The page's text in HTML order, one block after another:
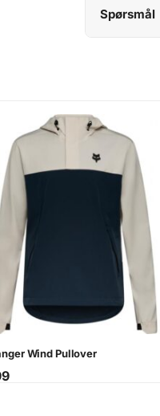
Spørsmål
Wind Pullover